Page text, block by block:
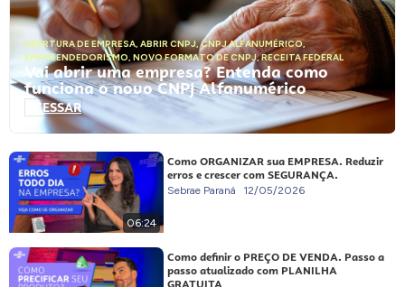
ABERTURA DE EMPRESA, ABRIR CNPJ,CNPJ ALFANUMÉRICO,
EMPREENDEDORISMO, NOVO FORMATO DE CNPJ,RECEITA FEDERAL
Vai abrir uma empresa? Entenda como
funciona o novo CNPJ Alfanumérico
ACESSAR
06:24
Como ORGANIZAR sua EMPRESA. Reduzir
erros e crescer com SEGURANÇA.
Sebrae Paraná 12/05/2026
Como definir o PREÇO DE VENDA. Passo a
passo atualizado com PLANILHA